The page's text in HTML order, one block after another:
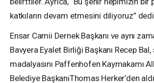
katkıların devam etmesini diliyoruz”
Ensar Camii Dernek Başkanı ve aynı
Bavyera Eyalet Birliği Başkanı Recep
madalyasını Paffenhofen Kaymakamı
Belediye BaşkanıThomas Herker’den